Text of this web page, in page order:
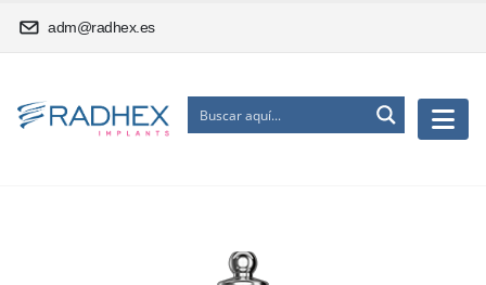
adm@radhex.es